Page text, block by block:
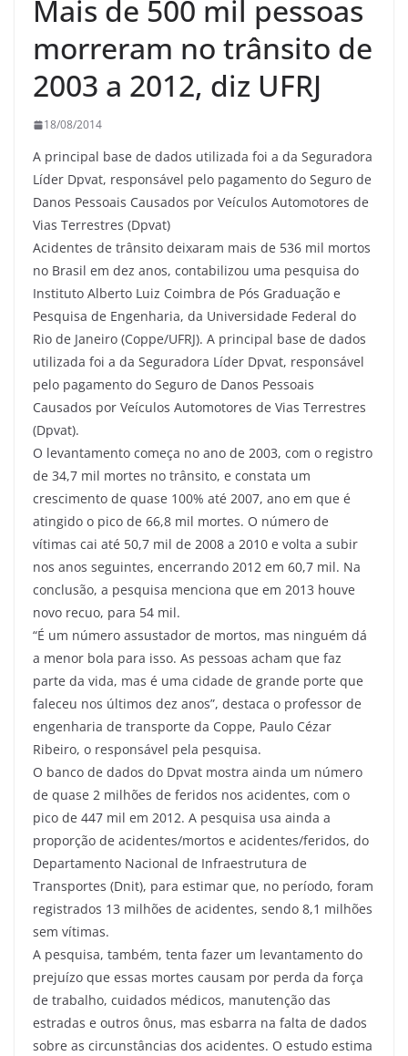
Mais de 500 mil pessoas
morreram no trânsito de
2003 a 2012, diz UFRJ
18/08/2014
A principal base de dados utilizada foi a da Seguradora
Líder Dpvat, responsável pelo pagamento do Seguro de
Danos Pessoais Causados por Veículos Automotores de
Vias Terrestres (Dpvat)
Acidentes de trânsito deixaram mais de 536 mil mortos
no Brasil em dez anos, contabilizou uma pesquisa do
Instituto Alberto Luiz Coimbra de Pós Graduação e
Pesquisa de Engenharia, da Universidade Federal do
Rio de Janeiro (Coppe/UFRJ). A principal base de dados
utilizada foi a da Seguradora Líder Dpvat, responsável
pelo pagamento do Seguro de Danos Pessoais
Causados por Veículos Automotores de Vias Terrestres
(Dpvat).
O levantamento começa no ano de 2003, com o registro
de 34,7 mil mortes no trânsito, e constata um
crescimento de quase 100% até 2007, ano em que é
atingido o pico de 66,8 mil mortes. O número de
vítimas cai até 50,7 mil de 2008 a 2010 e volta a subir
nos anos seguintes, encerrando 2012 em 60,7 mil. Na
conclusão, a pesquisa menciona que em 2013 houve
novo recuo, para 54 mil.
“É um número assustador de mortos, mas ninguém dá
a menor bola para isso. As pessoas acham que faz
parte da vida, mas é uma cidade de grande porte que
faleceu nos últimos dez anos”, destaca o professor de
engenharia de transporte da Coppe, Paulo Cézar
Ribeiro, o responsável pela pesquisa.
O banco de dados do Dpvat mostra ainda um número
de quase 2 milhões de feridos nos acidentes, com o
pico de 447 mil em 2012. A pesquisa usa ainda a
proporção de acidentes/mortos e acidentes/feridos, do
Departamento Nacional de Infraestrutura de
Transportes (Dnit), para estimar que, no período, foram
registrados 13 milhões de acidentes, sendo 8,1 milhões
sem vítimas.
A pesquisa, também, tenta fazer um levantamento do
prejuízo que essas mortes causam por perda da força
de trabalho, cuidados médicos, manutenção das
estradas e outros ônus, mas esbarra na falta de dados
sobre as circunstâncias dos acidentes. O estudo estima